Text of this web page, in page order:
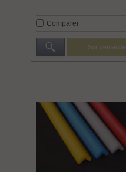
Comparer
Sur demande